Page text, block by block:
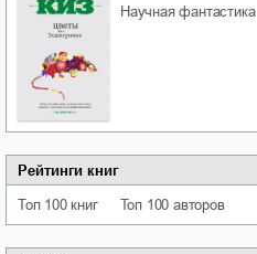
научная фантастика
Рейтинги книг
Топ 100 книг Топ 100 авторов